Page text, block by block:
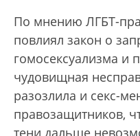
По мнению ЛГБТ-
повлиял закон о
гомосексуализма и
чудовищная
разозлила и секс-
правозащитников,
тени дальше